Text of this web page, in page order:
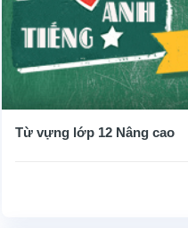
Từ vựng lớp 12 Nâng cao